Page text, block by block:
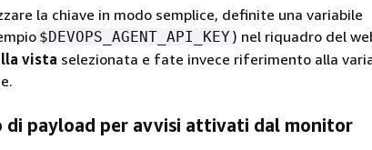
la chiave in modo semplice, definite una variabile
$DEVOPS_AGENT_API_KEY) nel riquadro del
vista selezionata e fate invece riferimento alla
di payload per avvisi attivati dal monitor